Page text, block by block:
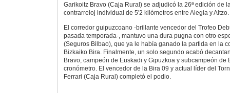
Garikoitz Bravo (Caja Rural) se adjudicó la 26ª edición de
contrarreloj individual de 5'2 kilómetros entre Alegia y Altzo.
El corredor guipuzcoano -brillante vencedor del Trofeo
pasada temporada-, mantuvo una dura pugna con otro
(Seguros Bilbao), que ya le había ganado la partida en la
Bizkaiko Bira. Finalmente, un solo segundo acabó
Bravo, campeón de Euskadi y Gipuzkoa y subcampeón de
cronómetro. El vencedor de la Bira 09 y actual líder del
Ferrari (Caja Rural) completó el podio.